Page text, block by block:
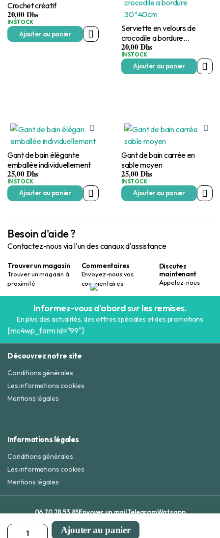
serviette
Ajouter au panier
Crochet créatif
20,00Dhs
IN STOCK
Ajouter au panier
Serviette en velours de
crocodile a bordure
30*40cm
20,00Dhs
IN STOCK
Ajouter au panier
Gant de bain élégante
emballée individuellement
25,00Dhs
IN STOCK
Ajouter au panier
Gant de bain carrée en
sable moyen
25,00Dhs
IN STOCK
Ajouter au panier
Besoin d'aide ?
Contactez-nous via l'un des canaux d'assistance
Trouver un magasin
Trouver un magasin à
proximité
Commentaires
Envoyez-nous vos
commentaires
Discutez
maintenant
Appelez-nous
Informez-vous d'abord sur les remises.
En plus des actualités, des offres spéciales et des promotions
[mc4wp_form id="99"]
Découvrez notre site
Conditions générales
Les informations cookies
Mentions légales
Informations légales
Conditions générales
Les informations cookies
Mentions légales
06 70 78 53 85Envoyer un mailTelegramWatsapp